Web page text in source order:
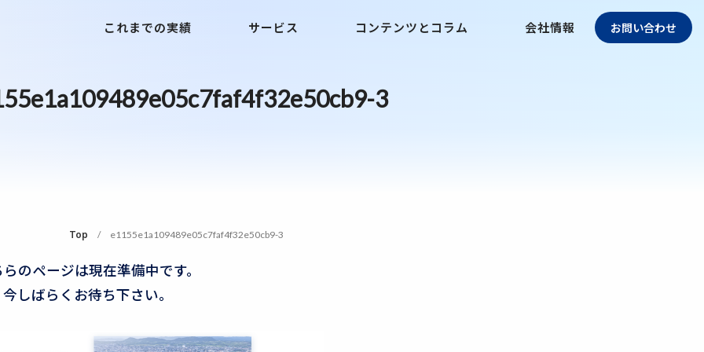
これまでの実績 サービス コンテンツとコラム 会社情報 お問い合わせ
3
Top e1155e1a109489e05c7faf4f32e50cb9-3
のページは現在準備中です。
今しばらくお待ち下さい。